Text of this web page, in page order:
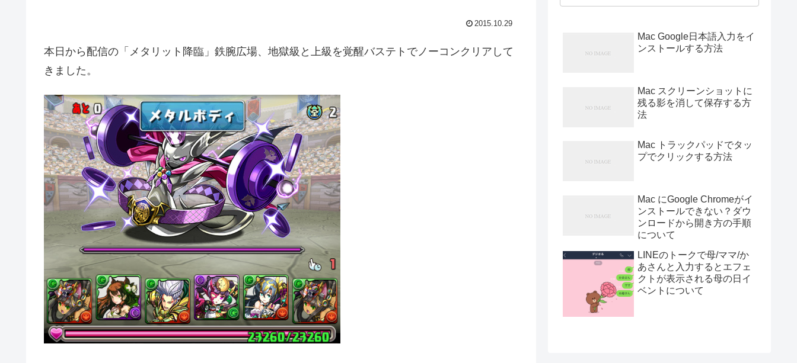
2015.10.29
本日から配信の「メタリット降臨」鉄腕広場、地獄級と上級を覚醒バステトでノーコンクリアして
きました。
Mac Google日本語入力をイ
ンストールする方法
Mac スクリーンショットに
残る影を消して保存する方
法
Mac トラックパッドでタッ
プでクリックする方法
Mac にGoogle Chromeがイ
ンストールできない？ダウ
ンロードから開き方の手順
について
LINEのトークで母/ママ/か
あさんと入力するとエフェ
クトが表示される母の日イ
ベントについて